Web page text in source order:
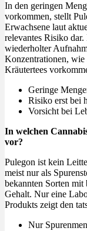
In den geringen
vorkommen, stellt
Erwachsene laut
relevantes Risiko
wiederholter
Konzentrationen, wie
Kräutertees
Geringe
Risiko erst bei
Vorsicht bei
In welchen
vor?
Pulegon ist kein
meist nur als
bekannten Sorten mit
Gehalt. Nur eine
Produkts zeigt den
Nur